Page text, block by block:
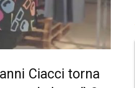
Ciacci torna